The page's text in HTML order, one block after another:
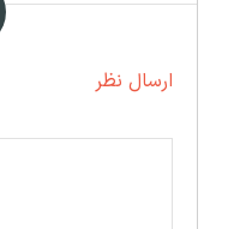
ارسال نظر